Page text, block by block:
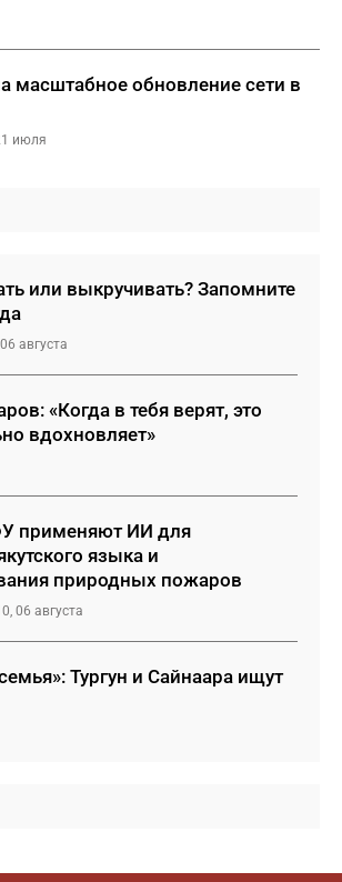
масштабное обновление сети в
июля
или выкручивать? Запомните
августа
«Когда в тебя верят, это
вдохновляет»
применяют ИИ для
языка и
природных пожаров
06 августа
Тургун и Сайнаара ищут